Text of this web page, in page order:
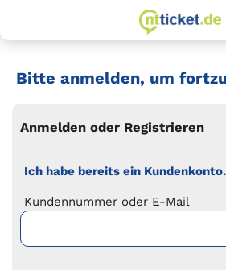
zum
zur
Bitte anmelden, um
Bitte anmelden, um
Anmelden oder Registrieren
Ich habe bereits ein Kundenkonto.
Zur Anmeldung geben Sie Ihre
Kundennummer oder E-Mail